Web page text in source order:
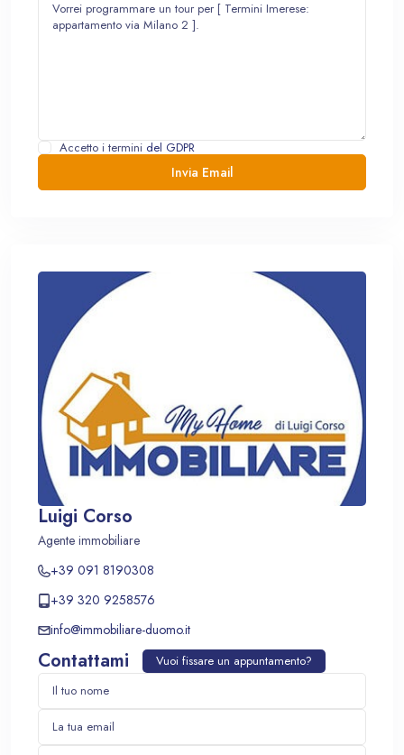
Accetto i termini del GDPR
Luigi Corso
Agente immobiliare
+39 091 8190308
+39 320 9258576
info@immobiliare-duomo.it
Contattami Vuoi fissare un appuntamento?